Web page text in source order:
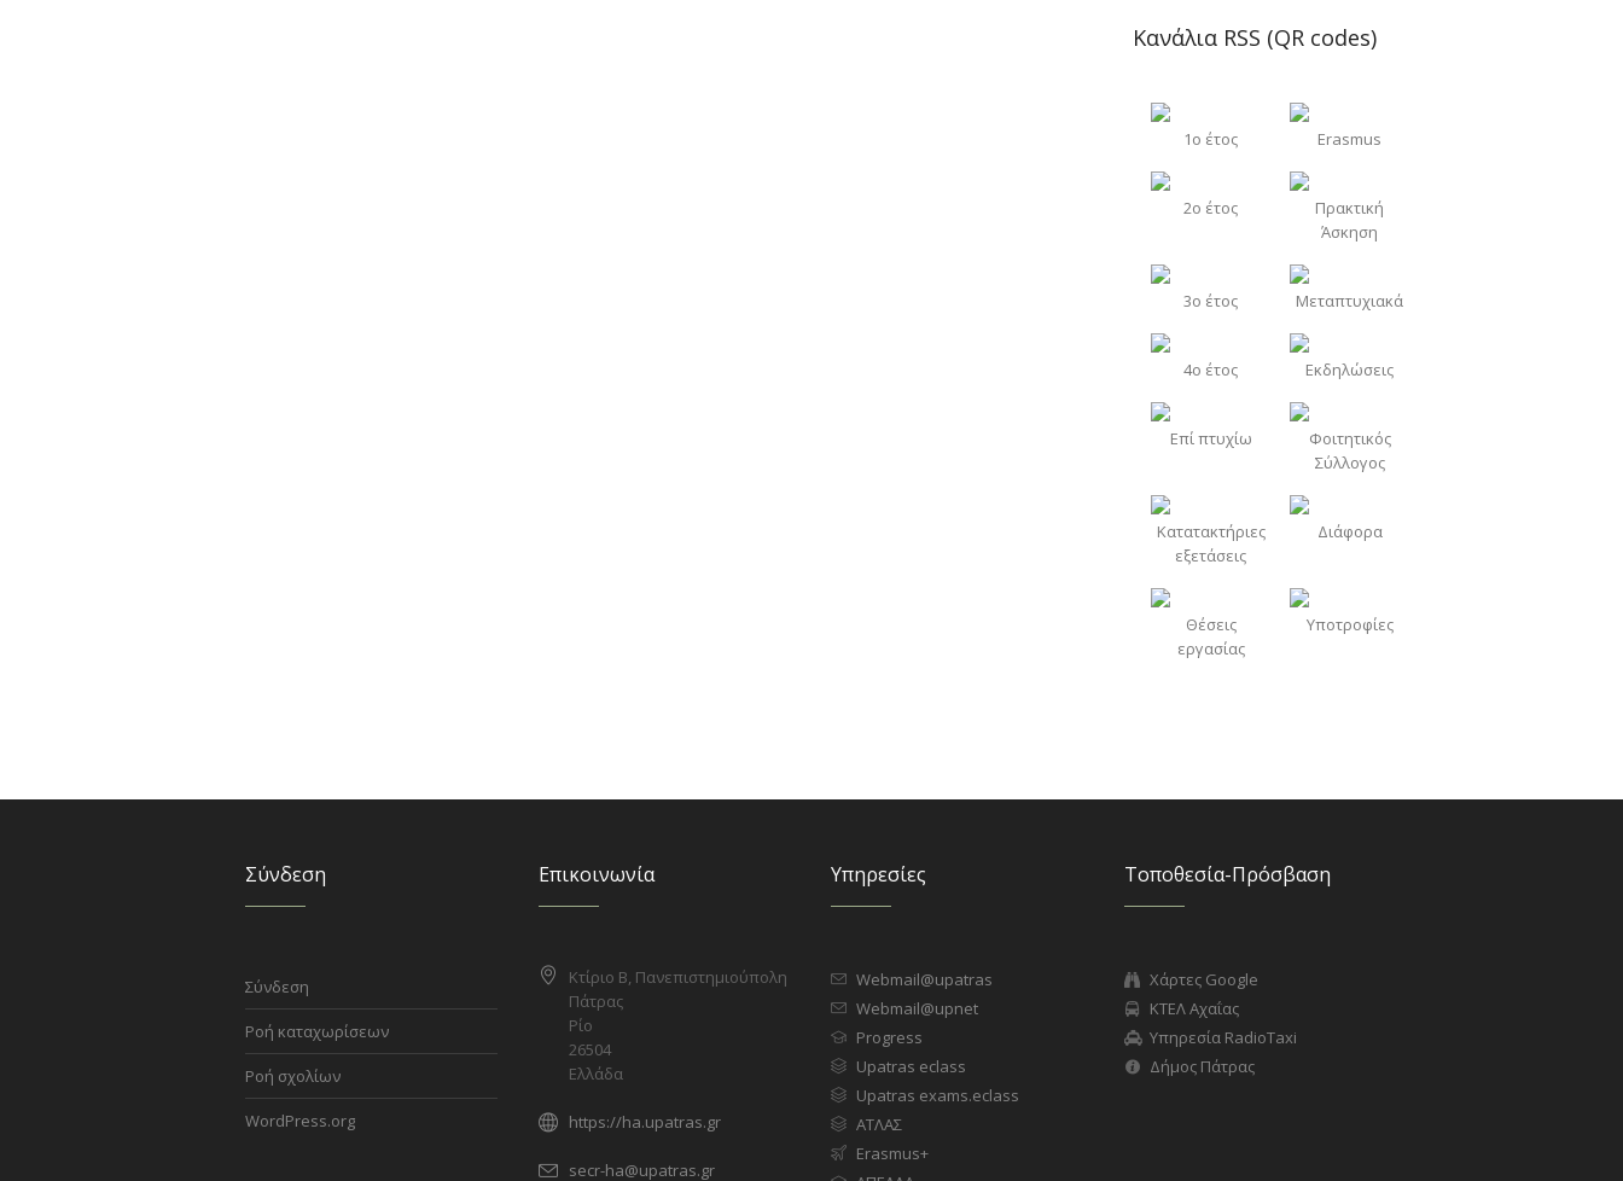
Κανάλια RSS (QR codes)
1o έτος Erasmus
2o έτος
Πρακτική
Άσκηση
3o έτος Μεταπτυχιακά
4o έτος Εκδηλώσεις
Επί πτυχίω
Φοιτητικός
Σύλλογος
Κατατακτήριες
εξετάσεις
Διάφορα
Θέσεις
εργασίας
Υποτροφίες
Σύνδεση
Σύνδεση
Ροή καταχωρίσεων
Ροή σχολίων
WordPress.org
Επικοινωνία
Κτίριο Β, Πανεπιστημιούπολη
Πάτρας
Ρίο
26504
Ελλάδα
https://ha.upatras.gr
secr-ha@upatras.gr
Υπηρεσίες
Webmail@upatras
Webmail@upnet
Progress
Upatras eclass
Upatras exams.eclass
ΑΤΛΑΣ
Erasmus+
Τοποθεσία-Πρόσβαση
Χάρτες Google
ΚΤΕΛ Αχαΐας
Υπηρεσία RadioTaxi
Δήμος Πάτρας